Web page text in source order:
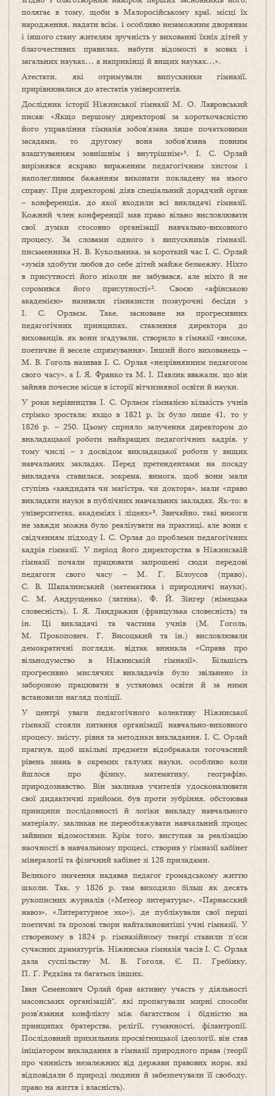
полягає в тому, щоби в Малоросійському краї, місці їх
народження, надати всім, і особливо незаможним дворянам
і іншого стану жителям зручність у вихованні їхніх дітей у
благочестивих правилах, набути відомості в мовах і
загальних науках… а наприкінці й вищих науках…».
Атестати, які отримували випускники гімназії,
прирівнювалися до атестатів університетів.
Дослідник історії Ніжинської гімназії М. О. Лавровський
писав: «Якщо першому директорові за короткочасністю
його управління гімназія зобов’язана лише початковими
засадами, то другому вона зобов’язана повним
влаштуванням зовнішнім і внутрішнім»¹. І. С. Орлай
вирізнявся яскраво вираженим педагогічним хистом і
наполегливим бажанням виконати покладену на нього
справу. При директорові діяв спеціальний дорадчий орган
– конференція, до якої входили всі викладачі гімназії.
Кожний член конференції мав право вільно висловлювати
свої думки стосовно організації навчально-виховного
процесу. За словами одного з випускників гімназії,
письменника Н. В. Кукольника, за короткий час І. С. Орлай
«зумів здобути любов до себе дітей майже безмежну. Ніхто
в присутності його ніколи не забувався, але ніхто й не
соромився його присутності»². Своєю «афінською
академією» називали гімназисти позаурочні бесіди з
І. С. Орлаєм. Таке, засноване на прогресивних
педагогічних принципах, ставлення директора до
вихованців, як вони згадували, створило в гімназії «високе,
поетичне й веселе спрямування». Інший його вихованець –
М. В. Гоголь називав І. С. Орлая «незрівнянним педагогом
свого часу», а І. Я. Франко та М. І. Павлик вважали, що він
зайняв почесне місце в історії вітчизняної освіти й науки.
У роки керівництва І. С. Орлаєм гімназією кількість учнів
стрімко зростала: якщо в 1821 р. їх було лише 41, то у
1826 р. – 250. Цьому сприяло залучення директором до
викладацької роботи найкращих педагогічних кадрів, у
тому числі – з досвідом викладацької роботи у вищих
навчальних закладах. Перед претендентами на посаду
викладача ставилася, зокрема, вимога, щоб вони мали
ступінь «кандидата чи магістра, чи доктора», мали «право
викладати науки в публічних навчальних закладах. Як-то: в
університетах, академіях і ліцеях»³. Звичайно, такі вимоги
не завжди можна було реалізувати на практиці, але вони є
свідченням підходу І. С. Орлая до проблеми педагогічних
кадрів гімназії. У період його директорства в Ніжинській
гімназії почали працювати запрошені сюди передові
педагоги свого часу – М. Г. Білоусов (право),
С. В. Шапалинський (математика і природничі науки),
С. М. Андрущенко (латина), Ф. Й. Зінгер (німецька
словесність), І. Я. Ландражин (французька словесність) та
ін. Ці викладачі та частина учнів (М. Гоголь,
М. Прокопович, Г. Висоцький та ін.) висловлювали
демократичні погляди, відтак виникла «Справа про
вільнодумство в Ніжинській гімназії». Більшість
прогресивно мислячих викладачів було звільнено із
забороною працювати в установах освіти й за ними
встановили нагляд поліції.
У центрі уваги педагогічного колективу Ніжинської
гімназії стояли питання організації навчально-виховного
процесу, змісту, рівня та методики викладання. І. С. Орлай
прагнув, щоб шкільні предмети відображали тогочасний
рівень знань в окремих галузях науки, особливо коли
йшлося про фізику, математику, географію,
природознавство. Він закликав учителів удосконалювати
свої дидактичні прийоми, був проти зубріння, обстоював
принципи послідовності й логіки викладу навчального
матеріалу, закликав не переобтяжувати навчальний процес
зайвими відомостями. Крім того, виступав за реалізацію
наочності в навчальному процесі, створив у гімназії кабінет
мінералогії та фізичний кабінет зі 128 приладами.
Великого значення надавав педагог громадському життю
школи. Так, у 1826 р. там виходило більш як десять
рукописних журналів («Метеор литературы», «Парнасский
навоз», «Литературное эхо»), де публікували свої перші
поетичні та прозові твори найталановитіші учні гімназії. У
створеному в 1824 р. гімназійному театрі ставили п’єси
сучасних драматургів. Ніжинська гімназія часів І. С. Орлая
дала суспільству М. В. Гоголя, Є. П. Гребінку,
П. Г. Редкіна та багатьох інших.
Іван Семенович Орлай брав активну участь у діяльності
масонських організацій*, які пропагували мирні способи
розв’язання конфлікту між багатством і бідністю на
принципах братерства, релігії, гуманності, філантропії.
Послідовний прихильник просвітницької ідеології, він став
ініціатором викладання в гімназії природного права (теорії
про чинність незалежних від держави правових норм, які
відповідали б природі людини й забезпечували її свободу,
право на життя і власність).